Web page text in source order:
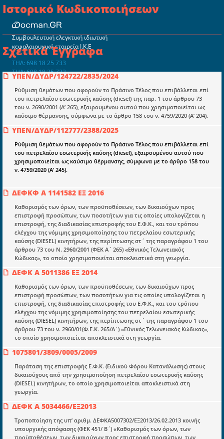
Ιστορικό Κωδικοποιήσεων
Σχετικά Έγγραφα
ΥΠΕΝ/ΔΥΔΡ/124722/2835/2024
Ρύθμιση θεμάτων που αφορούν το Πράσινο Τέλος που επιβάλλεται επί
του πετρελαίου εσωτερικής καύσης (diesel) της παρ. 1 του άρθρου 73
του ν. 2690/2001 (Α’ 265), εξαιρουμένου αυτού που χρησιμοποιείται ως
καύσιμο θέρμανσης, σύμφωνα με το άρθρο 158 του ν. 4759/2020 (Α’ 204).
ΥΠΕΝ/ΔΥΔΡ/112777/2388/2025
Ρύθμιση θεμάτων που αφορούν το Πράσινο Τέλος που επιβάλλεται επί
του πετρελαίου εσωτερικής καύσης (diesel), εξαιρουμένου αυτού που
χρησιμοποιείται ως καύσιμο θέρμανσης, σύμφωνα με το άρθρο 158 του
ν. 4759/2020 (Α’ 245).
ΔΕΦΚΦ Α 1141582 ΕΞ 2016
Καθορισμός των όρων, των προϋποθέσεων, των δικαιούχων προς
επιστροφή προσώπων, των ποσοτήτων για τις οποίες υπολογίζεται η
επιστροφή, της διαδικασίας επιστροφής του Ε.Φ.Κ., και του τρόπου
ελέγχου της νόμιμης χρησιμοποίησης του πετρελαίου εσωτερικής
καύσης (DIESEL) κινητήρων, της περίπτωσης στ΄ της παραγράφου 1 του
άρθρου 73 του Ν. 2960/2001 (ΦΕΚ Α΄ 265) «Εθνικός Τελωνειακός
Κώδικας», το οποίο χρησιμοποιείται αποκλειστικά στη γεωργία.
ΔΕΦΚ Α 5011386 ΕΞ 2014
Καθορισμός των όρων, των προϋποθέσεων, των δικαιούχων προς
επιστροφή προσώπων, των ποσοτήτων για τις οποίες υπολογίζεται η
επιστροφή, της διαδικασίας επιστροφής του Ε.Φ.Κ., και του τρόπου
ελέγχου της νόμιμης χρησιμοποίησης του πετρελαίου εσωτερικής
καύσης (DIESEL) κινητήρων, της περίπτωσης στ΄ της παραγράφου 1 του
άρθρου 73 του ν. 2960/01(Φ.Ε.Κ. 265/Α΄) «Εθνικός Τελωνειακός Κώδικας»,
το οποίο χρησιμοποιείται αποκλειστικά στη γεωργία.
1075801/3809/0005/2009
Παράταση της επιστροφής Ε.Φ.Κ. (Ειδικού Φόρου Κατανάλωσης) στους
δικαιούχους από την χρησιμοποίηση πετρελαίου εσωτερικής καύσης
(DIESEL) κινητήρων, το οποίο χρησιμοποιείται αποκλειστικά στη
γεωργία.
ΔΕΦΚ Α 5034466/ΕΞ2013
Τροποποίηση της υπ’ αριθμ. ΔΕΦΚΑ5007302/ΕΞ2013/26.02.2013 κοινής
υπουργικής απόφασης (ΦΕΚ 451/ Β΄) «Καθορισμός των όρων, των
προϋποθέσεων, των δικαιούχων προς επιστροφή προσώπων, των
Συμβουλευτική ελεγκτική ιδιωτική
κεφαλαιουχική εταιρεία Ι.Κ.Ε
ΤΗΛ: 698 18 25 733
ΤΗΛ: 698 18 25 732
mydocmangr@gmail.com
Docman.gr
Ποιοί είμαστε;
Μια πολυετής εθελοντική προσπάθεια που
μετατράπηκε σε επιχειρηματική οντότητα και φιλοδοξεί να συμβάλλει
στην διάδοση της γνώσης.
Ενότητες
Επικαιρότητα
E-book
Οδηγοί εκκαθάρισης
Νόμοι και προεδρικά διατάγματα
Υπουργικές αποφάσεις
Νομολογία και Γνωμοδοτήσεις ΝΣΚ
Πληροφορίες
Είσοδος
Εγγραφή
Οδηγίες Εγγραφής
Βοηθός Αναζήτησης